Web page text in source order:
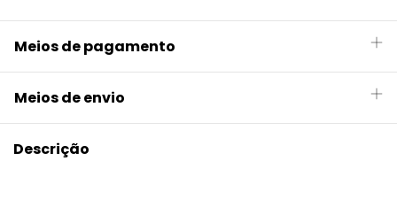
Meios de pagamento
Meios de envio
Descrição